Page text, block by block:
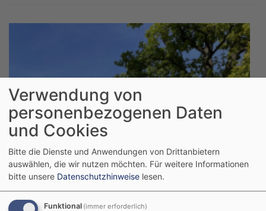
Verwendung von
personenbezogenen Daten
und Cookies
Bitte die Dienste und Anwendungen von Drittanbietern
auswählen, die wir nutzen möchten. Für weitere Informationen
bitte unsere Datenschutzhinweise lesen.
Funktional (immer erforderlich)